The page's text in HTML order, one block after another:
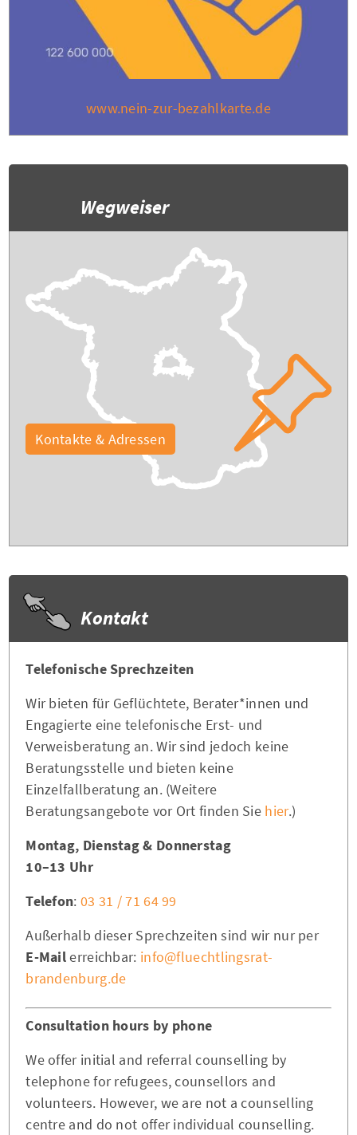
www.nein-zur-bezahlkarte.de
Wegweiser
Kontakte & Adressen
Kontakt
Telefonische Sprechzeiten
Wir bieten für Geflüchtete, Berater*innen und
Engagierte eine telefonische Erst- und
Verweisberatung an. Wir sind jedoch keine
Beratungsstelle und bieten keine
Einzelfallberatung an. (Weitere
Beratungsangebote vor Ort finden Sie hier.)
Montag, Dienstag & Donnerstag
10–13 Uhr
Telefon: 03 31 / 71 64 99
Außerhalb dieser Sprechzeiten sind wir nur per
E-Mailerreichbar: info@fluechtlingsrat-
brandenburg.de
Consultation hours by phone
We offer initial and referral counselling by
telephone for refugees, counsellors and
volunteers. However, we are not a counselling
centre and do not offer individual counselling.